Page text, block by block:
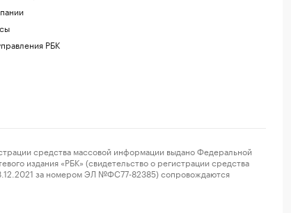
РБК
средства массовой информации выдано Федеральной
издания «РБК» (свидетельство о регистрации средства
за номером ЭЛ №ФС77-82385) сопровождаются